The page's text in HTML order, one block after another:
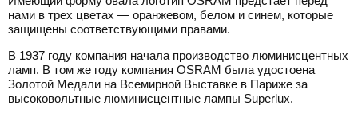
нами в трех цветах — оранжевом, белом и синем, которые
защищены соответствующими правами.
В 1937 году компания начала производство люминисцентных
ламп. В том же году компания OSRAM была удостоена
Золотой Медали на Всемирной Выставке в Париже за
высоковольтные люминисцентные лампы Superlux.